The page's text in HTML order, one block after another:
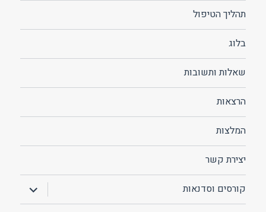
תהליך הטיפול
בלוג
שאלות ותשובות
הרצאות
המלצות
יצירת קשר
קורסים וסדנאות הצג
תפריט